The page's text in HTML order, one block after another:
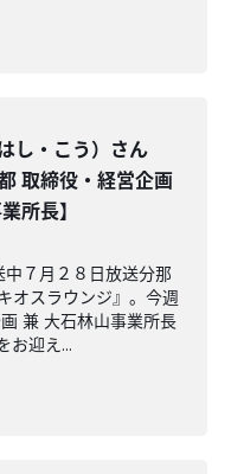
し・こう）さん
取締役・経営企画
所長】
７月２８日放送分那
オスラウンジ』。今週
兼 大石林山事業所長
お迎え...